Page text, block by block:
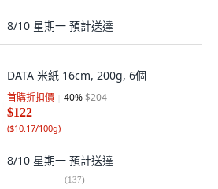
8/10 星期一 預計送達
DATA 米紙 16cm, 200g, 6個
首購折扣價 40%$204
$122
($10.17/100g)
8/10 星期一 預計送達
(137)